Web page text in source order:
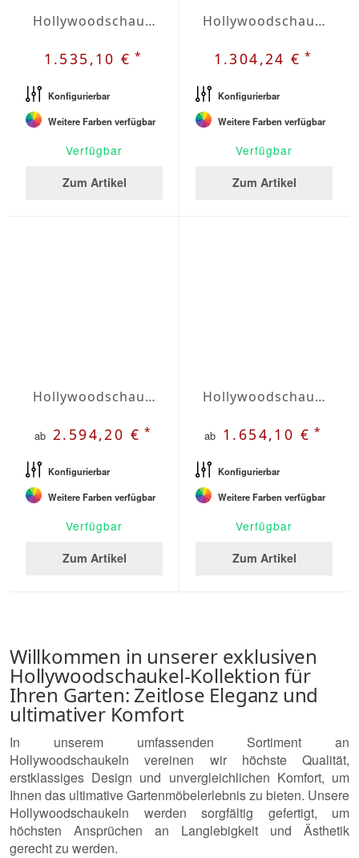
Hollywoodschaukel PARIS 2000
1.535,10 €*
Konfigurierbar
Weitere Farben verfügbar
Verfügbar
Zum Artikel
Hollywoodschaukel PERA 2000
1.304,24 €*
Konfigurierbar
Weitere Farben verfügbar
Verfügbar
Zum Artikel
Hollywoodschaukel SIA
ab 2.594,20 €*
Konfigurierbar
Weitere Farben verfügbar
Verfügbar
Zum Artikel
Hollywoodschaukel VIVA
ab 1.654,10 €*
Konfigurierbar
Weitere Farben verfügbar
Verfügbar
Zum Artikel
Willkommen in unserer exklusiven
Hollywoodschaukel-Kollektion für
Ihren Garten: Zeitlose Eleganz und
ultimativer Komfort
In unserem umfassenden Sortiment an
Hollywoodschaukeln vereinen wir höchste Qualität,
erstklassiges Design und unvergleichlichen Komfort, um
Ihnen das ultimative Gartenmöbelerlebnis zu bieten. Unsere
Hollywoodschaukeln werden sorgfältig gefertigt, um
höchsten Ansprüchen an Langlebigkeit und Ästhetik
gerecht zu werden.